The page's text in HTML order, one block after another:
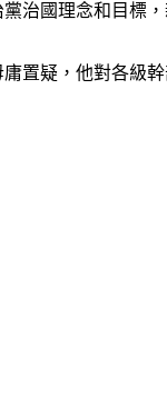
治國理念和目標
置疑，他對各級